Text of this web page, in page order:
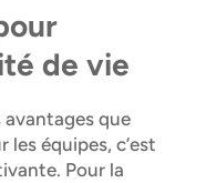
de vie
avantages que
les équipes, c’est
Pour la